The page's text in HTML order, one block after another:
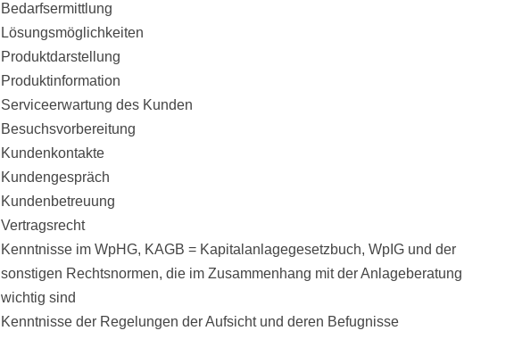
Bedarfsermittlung
Lösungsmöglichkeiten
Produktdarstellung
Produktinformation
Serviceerwartung des Kunden
Besuchsvorbereitung
Kundenkontakte
Kundengespräch
Kundenbetreuung
Vertragsrecht
Kenntnisse im WpHG, KAGB = Kapitalanlagegesetzbuch, WpIG und der
sonstigen Rechtsnormen, die im Zusammenhang mit der Anlageberatung
wichtig sind
Kenntnisse der Regelungen der Aufsicht und deren Befugnisse